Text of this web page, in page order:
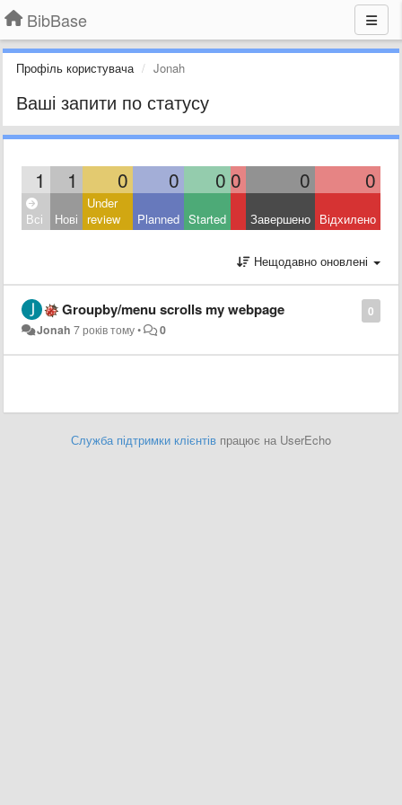
BibBase
Профіль користувача Jonah
Ваші запити по статусу
1 1 0 0 0 0 0 0
Всі Нові
Under
review
Planned Started Завершено Відхилено
Нещодавно оновлені
0
Groupby/menu scrolls my webpage
Jonah 7 років тому• 0
Служба підтримки клієнтів працює на UserEcho